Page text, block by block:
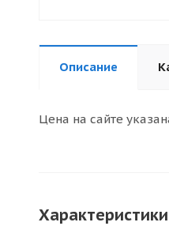
Описание
Цена на сайте
Характеристики